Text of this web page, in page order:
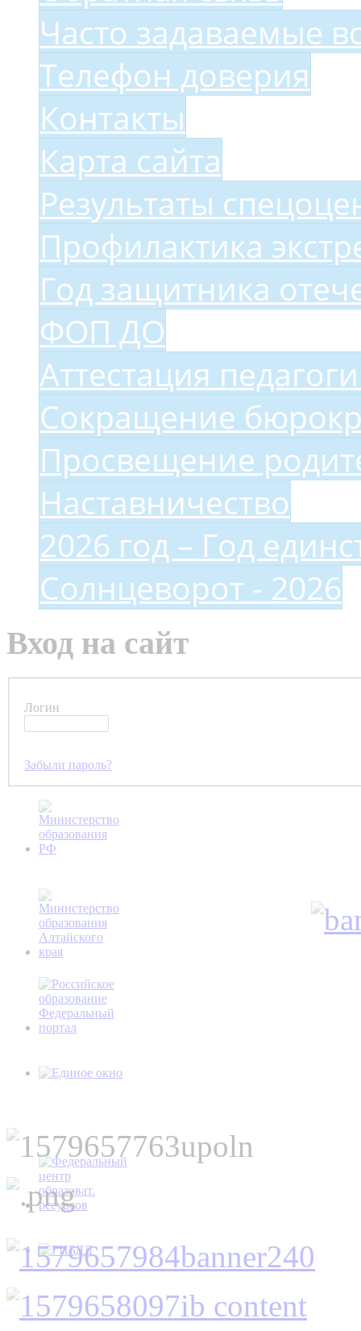
Часто задаваемые
Телефон доверия
Контакты
Карта сайта
Результаты
Профилактика
Год защитника
ФОП ДО
Аттестация
Сокращение
Просвещение
Наставничество
2026 год – Год
Солнцеворот - 2026
Вход на сайт
Логин
Забыли пароль?